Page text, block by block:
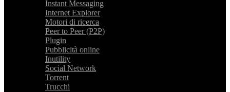
Instant Messaging
Internet Explorer
Motori di ricerca
Peer to Peer (P2P)
Plugin
Pubblicità online
Inutility
Social Network
Torrent
Trucchi